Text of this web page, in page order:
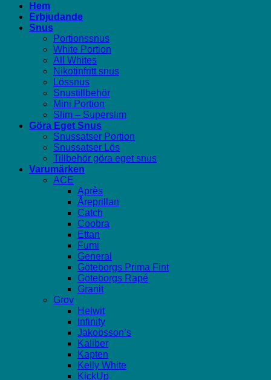
Hem
Erbjudande
Snus
Portionssnus
White Portion
All Whites
Nikotinfritt snus
Lössnus
Snustillbehör
Mini Portion
Slim – Superslim
Göra Eget Snus
Snussatser Portion
Snussatser Lös
Tillbehör göra eget snus
Varumärken
ACE
Après
Åreprillan
Catch
Coobra
Ettan
Fumi
General
Göteborgs Prima Fint
Göteborgs Rapé
Granit
Grov
Helwit
Infinity
Jakobsson’s
Kaliber
Kapten
Kelly White
KickUp